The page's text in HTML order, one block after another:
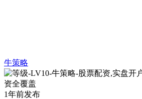
牛策略
1年前发布